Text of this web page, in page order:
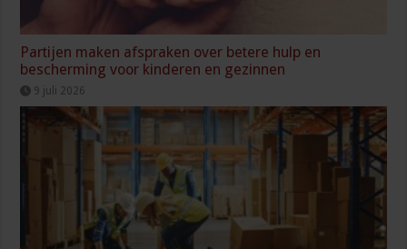
Partijen maken afspraken over betere hulp en
bescherming voor kinderen en gezinnen
9 juli 2026